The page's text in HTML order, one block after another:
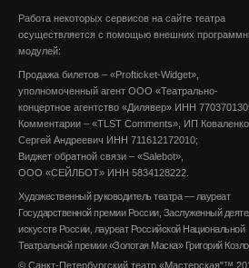
Работа некоторых сервисов на сайте театра
осуществляется с помощью внешних
модулей:
Продажа билетов – «Profticket-Widget»,
уполномоченный агент ООО «Театрально-
концертное агентство «Дилявер» ИНН
Комментарии – «TLST Comments», ИП Коваленко
Сергей Андреевич ИНН 711612172010;
Виджет обратной связи – «Salebot»,
ООО «СЕЙЛБОТ» ИНН 5834128222.
Художественный руководитель театра — лауреат
Государственной премии России, Заслуженный
искусств России, лауреат Российской Национальной
Театральной премии «Золотая Маска» Григорий
© Санкт-Петербургский театр «Мастерская"™